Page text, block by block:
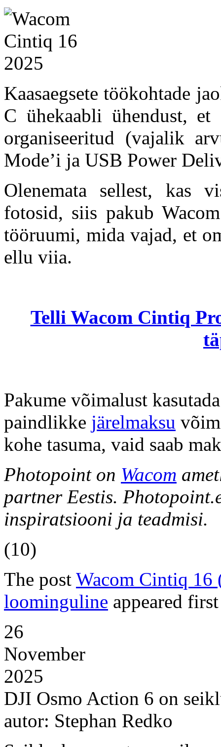
Kaasaegsete töökohtade
C ühekaabli ühendust,
organiseeritud (vajalik
Mode’i ja USB Power
Olenemata sellest, kas
fotosid, siis pakub
tööruumi, mida vajad, et
ellu viia.
Telli Wacom Cintiq
Pakume võimalust
paindlikke järelmaksu
kohe tasuma, vaid saab
Photopoint on Wacom
partner Eestis.
inspiratsiooni ja teadmisi.
(10)
The post Wacom Cintiq 16
loominguline appeared
26
November
2025
DJI Osmo Action 6 on
autor: Stephan Redko